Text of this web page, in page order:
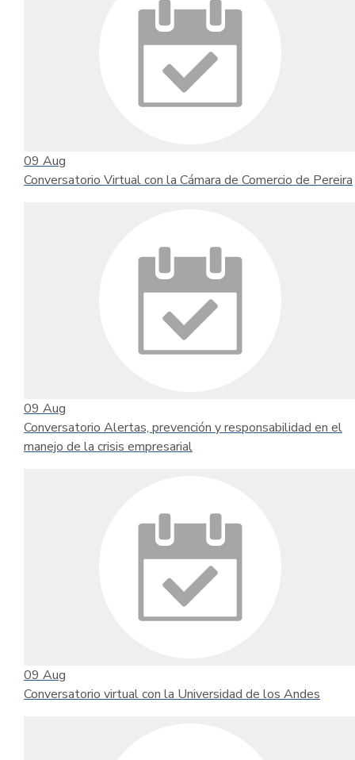
09 Aug
Conversatorio Virtual con la Cámara de Comercio de Pereira
09 Aug
Conversatorio Alertas, prevención y responsabilidad en el
manejo de la crisis empresarial
09 Aug
Conversatorio virtual con la Universidad de los Andes